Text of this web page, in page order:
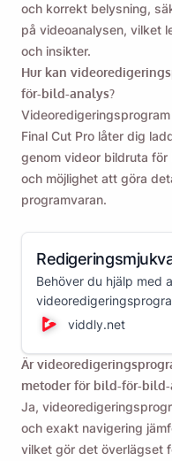
och korrekt belysning,
på videoanalysen, vilket
och insikter.
Hur kan
för-bild-analys?
Final Cut Pro låter dig
genom videor bildruta
och möjlighet att göra
programvaran.
Behöver du hjälp med
genom olika
viddly.net
Är
metoder för bild-för-bild-
Ja,
och exakt navigering
vilket gör det överlägset